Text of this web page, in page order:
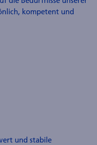
kompetent und
und stabile